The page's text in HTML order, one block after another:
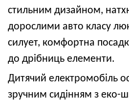
стильним дизайном,
дорослими авто класу
силует, комфортна
до дрібниць елементи.
Дитячий електромобіль
зручним сидінням з еко-